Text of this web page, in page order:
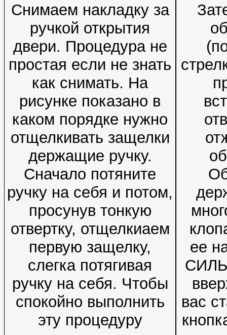
Снимаем накладку за
ручкой открытия
двери. Процедура не
простая если не знать
как снимать. На
рисунке показано в
каком порядке нужно
отщелкивать защелки
держащие ручку.
Сначало потяните
ручку на себя и потом,
просунув тонкую
отвертку, отщелкиаем
первую защелку,
слегка потягивая
ручку на себя. Чтобы
спокойно выполнить
эту процедуру
ее
вас